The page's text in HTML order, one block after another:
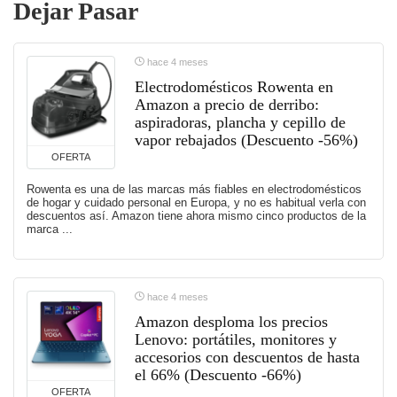
Dejar Pasar
OFERTA
hace 4 meses
Electrodomésticos Rowenta en
Amazon a precio de derribo:
aspiradoras, plancha y cepillo de
vapor rebajados (Descuento -56%)
Rowenta es una de las marcas más fiables en electrodomésticos
de hogar y cuidado personal en Europa, y no es habitual verla con
descuentos así. Amazon tiene ahora mismo cinco productos de la
marca ...
OFERTA
hace 4 meses
Amazon desploma los precios
Lenovo: portátiles, monitores y
accesorios con descuentos de hasta
el 66% (Descuento -66%)